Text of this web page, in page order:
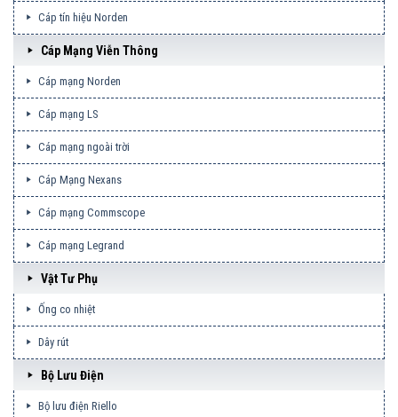
Cáp tín hiệu Norden
Cáp Mạng Viễn Thông
Cáp mạng Norden
Cáp mạng LS
Cáp mạng ngoài trời
Cáp Mạng Nexans
Cáp mạng Commscope
Cáp mạng Legrand
Vật Tư Phụ
Ống co nhiệt
Dây rút
Bộ Lưu Điện
Bộ lưu điện Riello